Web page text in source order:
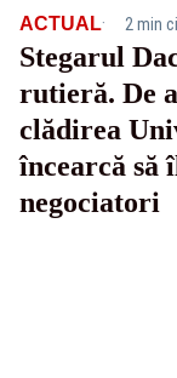
ACTUAL· 2 min
Stegarul
rutieră. De
clădirea
încearcă să
negociatori